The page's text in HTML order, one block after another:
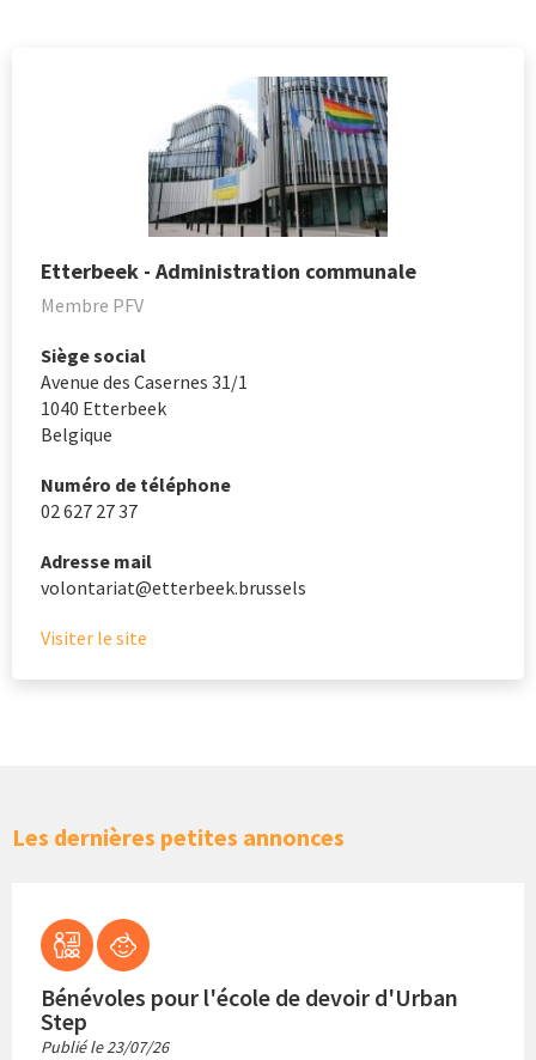
Etterbeek - Administration communale
Membre PFV
Siège social
Avenue des Casernes 31/1
1040 Etterbeek
Belgique
Numéro de téléphone
02 627 27 37
Adresse mail
volontariat@etterbeek.brussels
Visiter le site
Les dernières petites annonces
Bénévoles pour l'école de devoir d'Urban
Step
Publié le23/07/26